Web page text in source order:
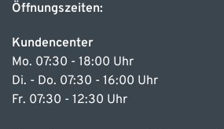
Öffnungszeiten:
Kundencenter
Mo. 07:30 - 18:00 Uhr
Di. - Do. 07:30 - 16:00 Uhr
Fr. 07:30 - 12:30 Uhr